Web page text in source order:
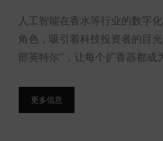
人工智能在香水等行业的数字
角色，吸引着科技投资者的目
部英特尔"，让每个扩香器都成
更多信息